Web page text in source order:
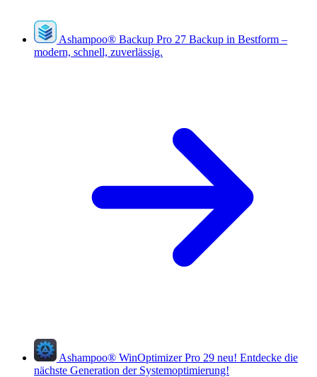
Ashampoo® Backup Pro 27 Backup in Bestform –
modern, schnell, zuverlässig.
Ashampoo® WinOptimizer Pro 29 neu! Entdecke die
nächste Generation der Systemoptimierung!